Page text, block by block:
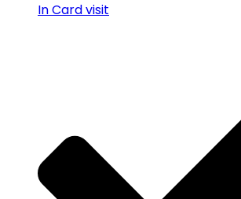
In Card visit